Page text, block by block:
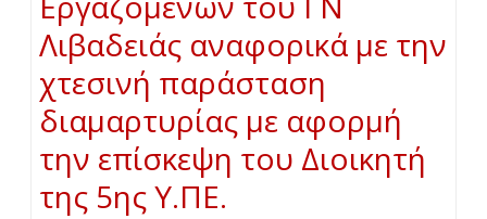
Λιβαδειάς αναφορικά με την
χτεσινή παράσταση
διαμαρτυρίας με αφορμή
την επίσκεψη του Διοικητή
της 5ης Υ.ΠΕ.